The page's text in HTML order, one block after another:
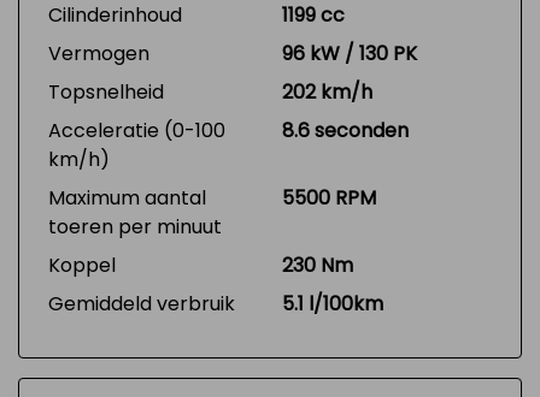
Cilinderinhoud
1199 cc
Vermogen
96 kW / 130 PK
Topsnelheid
202 km/h
Acceleratie (0-100
km/h)
8.6 seconden
Maximum aantal
toeren per minuut
5500 RPM
Koppel
230 Nm
Gemiddeld verbruik
5.1 l/100km